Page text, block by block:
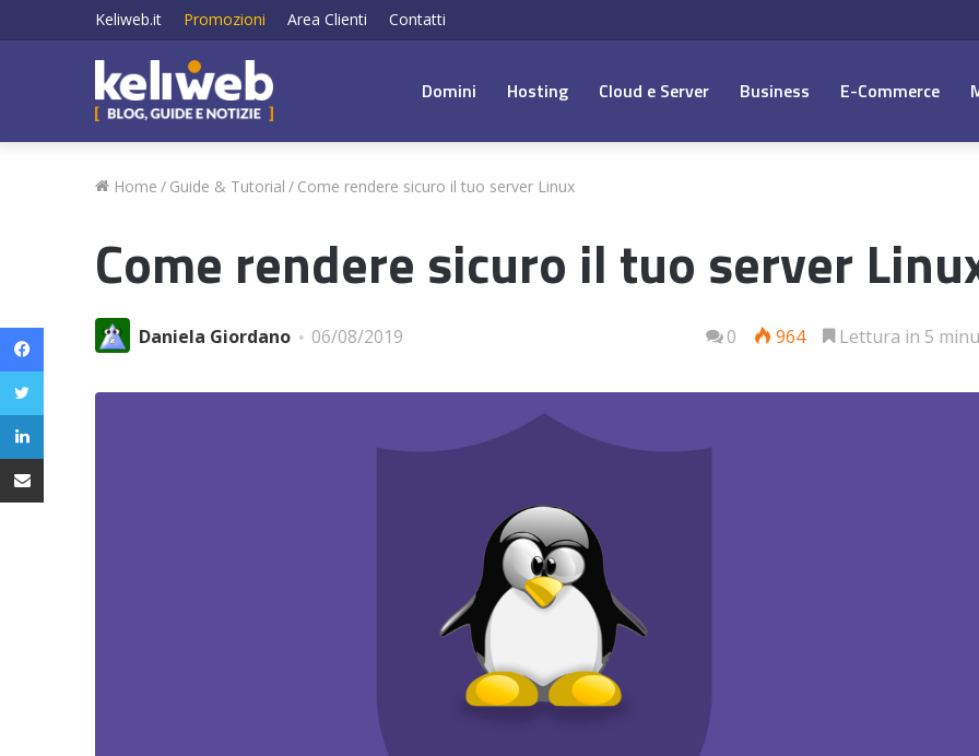
Keliweb.it Promozioni Area Clienti Contatti
Domini Hosting Cloud e Server Business E-Commerce
Home / Guide & Tutorial / Come rendere sicuro il tuo server Linux
Come rendere sicuro il tuo server
Daniela Giordano 06/08/2019 0 964 Lettura in 5
Facebook
Twitter
LinkedIn
Condividi via email